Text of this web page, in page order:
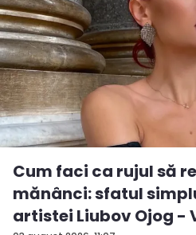
Cum faci ca rujul să
mănânci: sfatul
artistei Liubov Ojog -